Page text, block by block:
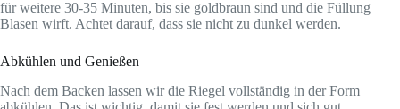
für weitere 30-35 Minuten, bis sie goldbraun sind und die Füllung
Blasen wirft. Achtet darauf, dass sie nicht zu dunkel werden.
Abkühlen und Genießen
Nach dem Backen lassen wir die Riegel vollständig in der Form